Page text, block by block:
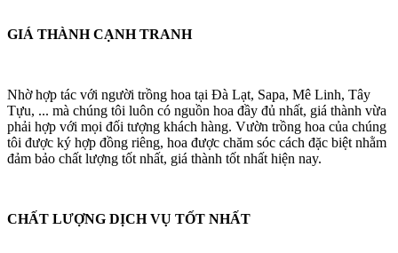
GIÁ THÀNH CẠNH TRANH
Nhờ hợp tác với người trồng hoa tại Đà Lạt, Sapa, Mê Linh, Tây
Tựu, ... mà chúng tôi luôn có nguồn hoa đầy đủ nhất, giá thành vừa
phải hợp với mọi đối tượng khách hàng. Vườn trồng hoa của chúng
tôi được ký hợp đồng riêng, hoa được chăm sóc cách đặc biệt nhằm
đảm bảo chất lượng tốt nhất, giá thành tốt nhất hiện nay.
CHẤT LƯỢNG DỊCH VỤ TỐT NHẤT